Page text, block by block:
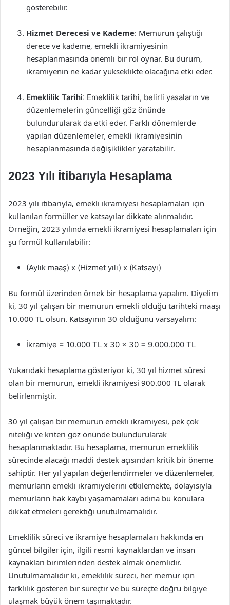
gösterebilir.
Hizmet Derecesi ve Kademe: Memurun çalıştığı
derece ve kademe, emekli ikramiyesinin
hesaplanmasında önemli bir rol oynar. Bu durum,
ikramiyenin ne kadar yükseklikte olacağına etki eder.
Emeklilik Tarihi: Emeklilik tarihi, belirli yasaların ve
düzenlemelerin güncelliği göz önünde
bulundurularak da etki eder. Farklı dönemlerde
yapılan düzenlemeler, emekli ikramiyesinin
hesaplanmasında değişiklikler yaratabilir.
2023 Yılı İtibarıyla Hesaplama
2023 yılı itibarıyla, emekli ikramiyesi hesaplamaları için
kullanılan formüller ve katsayılar dikkate alınmalıdır.
Örneğin, 2023 yılında emekli ikramiyesi hesaplamaları için
şu formül kullanılabilir:
(Aylık maaş) x (Hizmet yılı) x (Katsayı)
Bu formül üzerinden örnek bir hesaplama yapalım. Diyelim
ki, 30 yıl çalışan bir memurun emekli olduğu tarihteki maaşı
10.000 TL olsun. Katsayının 30 olduğunu varsayalım:
İkramiye = 10.000 TL x 30 x 30 = 9.000.000 TL
Yukarıdaki hesaplama gösteriyor ki, 30 yıl hizmet süresi
olan bir memurun, emekli ikramiyesi 900.000 TL olarak
belirlenmiştir.
30 yıl çalışan bir memurun emekli ikramiyesi, pek çok
niteliği ve kriteri göz önünde bulundurularak
hesaplanmaktadır. Bu hesaplama, memurun emeklilik
sürecinde alacağı maddi destek açısından kritik bir öneme
sahiptir. Her yıl yapılan değerlendirmeler ve düzenlemeler,
memurların emekli ikramiyelerini etkilemekte, dolayısıyla
memurların hak kaybı yaşamamaları adına bu konulara
dikkat etmeleri gerektiği unutulmamalıdır.
Emeklilik süreci ve ikramiye hesaplamaları hakkında en
güncel bilgiler için, ilgili resmi kaynaklardan ve insan
kaynakları birimlerinden destek almak önemlidir.
Unutulmamalıdır ki, emeklilik süreci, her memur için
farklılık gösteren bir süreçtir ve bu süreçte doğru bilgiye
ulaşmak büyük önem taşımaktadır.